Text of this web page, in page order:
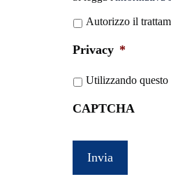
l'informativa
sulla
privacy
Autorizzo il
Privacy *
Utilizzando questo
CAPTCHA